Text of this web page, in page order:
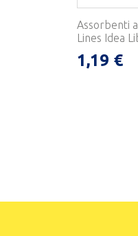
Assorbenti
Lines Idea
1,19 €